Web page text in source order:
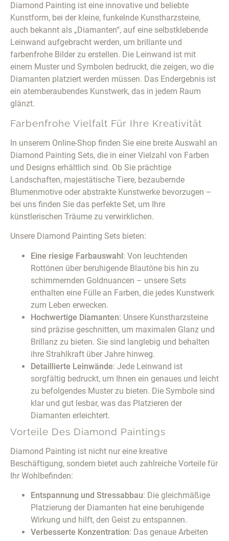
Diamond Painting ist eine innovative und beliebte
Kunstform, bei der kleine, funkelnde Kunstharzsteine,
auch bekannt als „Diamanten“, auf eine selbstklebende
Leinwand aufgebracht werden, um brillante und
farbenfrohe Bilder zu erstellen. Die Leinwand ist mit
einem Muster und Symbolen bedruckt, die zeigen, wo die
Diamanten platziert werden müssen. Das Endergebnis ist
ein atemberaubendes Kunstwerk, das in jedem Raum
glänzt.
Farbenfrohe Vielfalt Für Ihre Kreativität
In unserem Online-Shop finden Sie eine breite Auswahl an
Diamond Painting Sets, die in einer Vielzahl von Farben
und Designs erhältlich sind. Ob Sie prächtige
Landschaften, majestätische Tiere, bezaubernde
Blumenmotive oder abstrakte Kunstwerke bevorzugen –
bei uns finden Sie das perfekte Set, um Ihre
künstlerischen Träume zu verwirklichen.
Unsere Diamond Painting Sets bieten:
Eine riesige Farbauswahl: Von leuchtenden
Rottönen über beruhigende Blautöne bis hin zu
schimmernden Goldnuancen – unsere Sets
enthalten eine Fülle an Farben, die jedes Kunstwerk
zum Leben erwecken.
Hochwertige Diamanten: Unsere Kunstharzsteine
sind präzise geschnitten, um maximalen Glanz und
Brillanz zu bieten. Sie sind langlebig und behalten
ihre Strahlkraft über Jahre hinweg.
Detaillierte Leinwände: Jede Leinwand ist
sorgfältig bedruckt, um Ihnen ein genaues und leicht
zu befolgendes Muster zu bieten. Die Symbole sind
klar und gut lesbar, was das Platzieren der
Diamanten erleichtert.
Vorteile Des Diamond Paintings
Diamond Painting ist nicht nur eine kreative
Beschäftigung, sondern bietet auch zahlreiche Vorteile für
Ihr Wohlbefinden:
Entspannung und Stressabbau: Die gleichmäßige
Platzierung der Diamanten hat eine beruhigende
Wirkung und hilft, den Geist zu entspannen.
Verbesserte Konzentration: Das genaue Arbeiten